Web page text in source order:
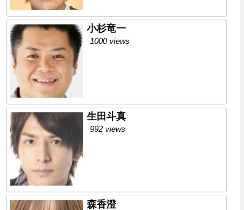
小杉竜一
1000 views
生田斗真
992 views
森香澄